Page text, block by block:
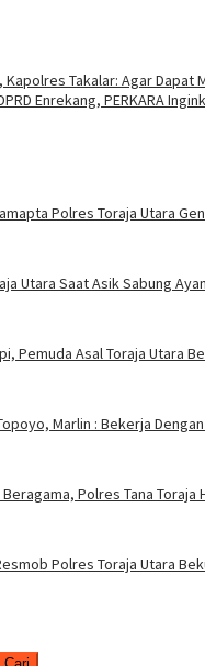
Kapolres Takalar: Agar
Enrekang, PERKARA
Polres Toraja Utara
Utara Saat Asik Sabung
Pemuda Asal Toraja Utara
Marlin : Bekerja
Polres Tana
Polres Toraja Utara